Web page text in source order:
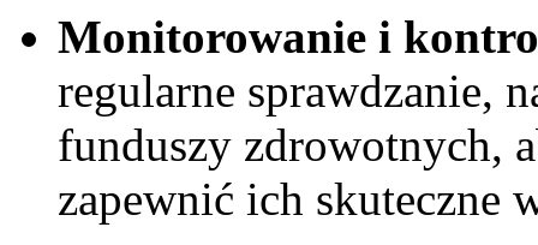
Monitorowanie i
⁢regularne sprawdzanie,
funduszy zdrowotnych,
zapewnić ich ⁢skuteczne